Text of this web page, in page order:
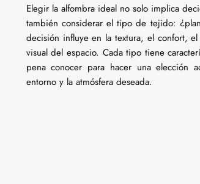
Elegir la alfombra ideal no solo implica
también considerar el tipo de tejido:
decisión influye en la textura, el confort,
visual del espacio. Cada tipo tiene
pena conocer para hacer una elección
entorno y la atmósfera deseada.